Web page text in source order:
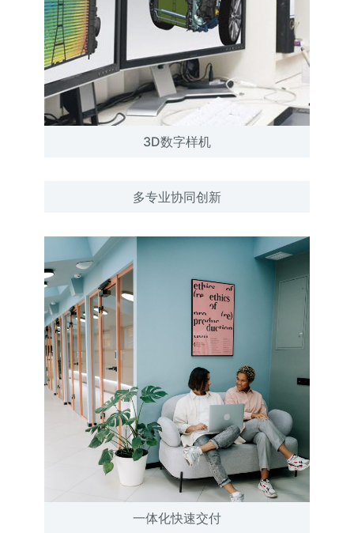
3D数字样机
多专业协同创新
一体化快速交付